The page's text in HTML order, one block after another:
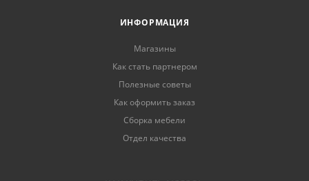
ИНФОРМАЦИЯ
Магазины
Как стать партнером
Полезные советы
Как оформить заказ
Сборка мебели
Отдел качества